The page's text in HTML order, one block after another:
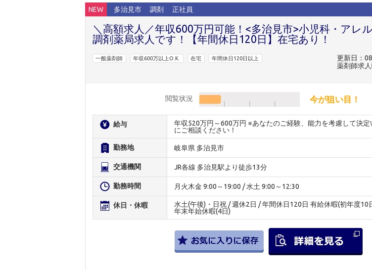
NEW 多治見市 調剤 正社員
＼高額求人／年収600万円可能！<多治見市>小児科・アレ
調剤薬局求人です！【年間休日120日】在宅あり！
一般薬剤師 年収600万以上O.K. 在宅 年間休日120日以上
更新日：
薬剤師求
閲覧状況 今が狙い目！
給与
年収520万円～600万円 ※あなたのご経験、能力を考慮して決
にご相談ください！
勤務地 岐阜県 多治見市
交通機関 JR各線 多治見駅より徒歩13分
勤務時間 月火木金 9:00～19:00 / 水土 9:00～12:30
休日・休暇
水土(午後)・日祝 / 週休2日 / 年間休日120日 有給休暇(初年度10
年末年始休暇(4日)